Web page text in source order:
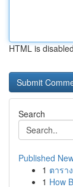
HTML is disabled
Search
Published
1 ตารา
1 How